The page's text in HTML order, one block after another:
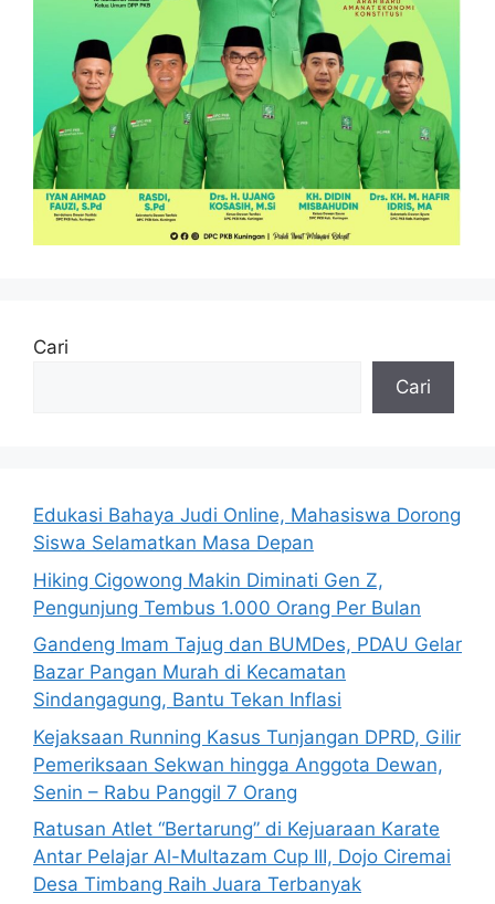
Cari
Cari
Edukasi Bahaya Judi Online, Mahasiswa Dorong
Siswa Selamatkan Masa Depan
Hiking Cigowong Makin Diminati Gen Z,
Pengunjung Tembus 1.000 Orang Per Bulan
Gandeng Imam Tajug dan BUMDes, PDAU Gelar
Bazar Pangan Murah di Kecamatan
Sindangagung, Bantu Tekan Inflasi
Kejaksaan Running Kasus Tunjangan DPRD, Gilir
Pemeriksaan Sekwan hingga Anggota Dewan,
Senin – Rabu Panggil 7 Orang
Ratusan Atlet “Bertarung” di Kejuaraan Karate
Antar Pelajar Al-Multazam Cup III, Dojo Ciremai
Desa Timbang Raih Juara Terbanyak